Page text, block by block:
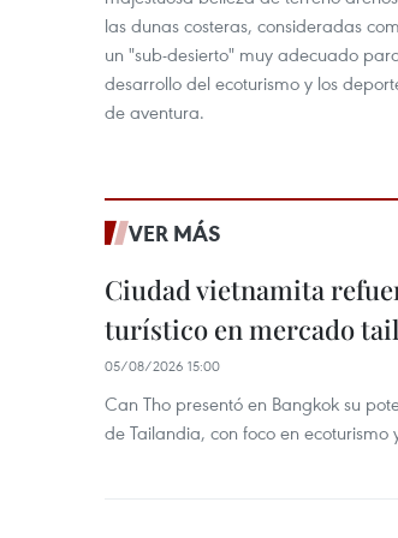
las dunas costeras, consideradas
un "sub-desierto" muy adecuado
desarrollo del ecoturismo y los
de aventura.
VER MÁS
Ciudad vietnamita
turístico en mercado
05/08/2026 15:00
Can Tho presentó en Bangkok su
de Tailandia, con foco en ecoturismo